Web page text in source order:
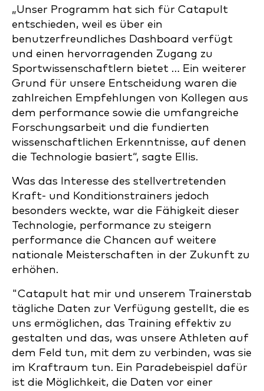
„Unser Programm hat sich für Catapult
entschieden, weil es über ein
benutzerfreundliches Dashboard verfügt
und einen hervorragenden Zugang zu
Sportwissenschaftlern bietet … Ein weiterer
Grund für unsere Entscheidung waren die
zahlreichen Empfehlungen von Kollegen aus
dem performance sowie die umfangreiche
Forschungsarbeit und die fundierten
wissenschaftlichen Erkenntnisse, auf denen
die Technologie basiert“, sagte Ellis.
Was das Interesse des stellvertretenden
Kraft- und Konditionstrainers jedoch
besonders weckte, war die Fähigkeit dieser
Technologie, performance zu steigern
performance die Chancen auf weitere
nationale Meisterschaften in der Zukunft zu
erhöhen.
"Catapult hat mir und unserem Trainerstab
tägliche Daten zur Verfügung gestellt, die es
uns ermöglichen, das Training effektiv zu
gestalten und das, was unsere Athleten auf
dem Feld tun, mit dem zu verbinden, was sie
im Kraftraum tun. Ein Paradebeispiel dafür
ist die Möglichkeit, die Daten vor einer